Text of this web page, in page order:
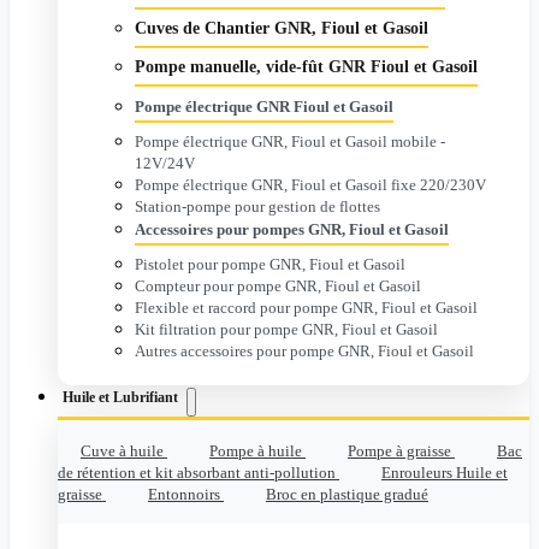
Cuves de Chantier GNR, Fioul et Gasoil
Pompe manuelle, vide-fût GNR Fioul et Gasoil
Pompe électrique GNR Fioul et Gasoil
Pompe électrique GNR, Fioul et Gasoil mobile -
12V/24V
Pompe électrique GNR, Fioul et Gasoil fixe 220/230V
Station-pompe pour gestion de flottes
Accessoires pour pompes GNR, Fioul et Gasoil
Pistolet pour pompe GNR, Fioul et Gasoil
Compteur pour pompe GNR, Fioul et Gasoil
Flexible et raccord pour pompe GNR, Fioul et Gasoil
Kit filtration pour pompe GNR, Fioul et Gasoil
Autres accessoires pour pompe GNR, Fioul et Gasoil
Huile et Lubrifiant
Cuve à huile Pompe à huile Pompe à graisse
Bac
de rétention et kit absorbant anti-pollution
Enrouleurs Huile et
graisse
Entonnoirs Broc en plastique gradué